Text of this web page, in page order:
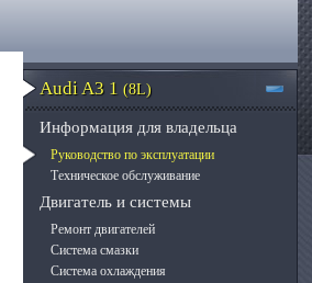
Audi A3 1 (8L)
Информация для владельца
Руководство по эксплуатации
Техническое обслуживание
Двигатель и системы
Ремонт двигателей
Система смазки
Система охлаждения